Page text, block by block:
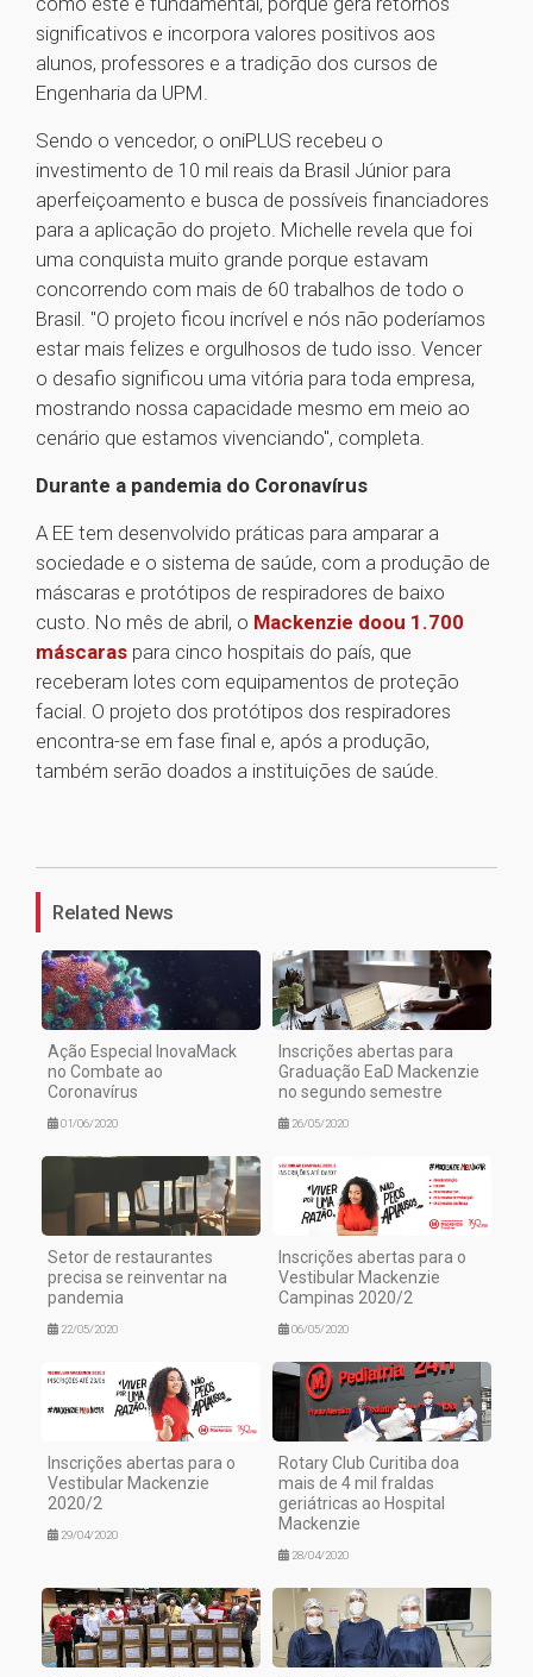
significativos e incorpora valores positivos aos
alunos, professores e a tradição dos cursos de
Engenharia da UPM.
Sendo o vencedor, o oniPLUS recebeu o
investimento de 10 mil reais da Brasil Júnior para
aperfeiçoamento e busca de possíveis financiadores
para a aplicação do projeto. Michelle revela que foi
uma conquista muito grande porque estavam
concorrendo com mais de 60 trabalhos de todo o
Brasil. "O projeto ficou incrível e nós não poderíamos
estar mais felizes e orgulhosos de tudo isso. Vencer
o desafio significou uma vitória para toda empresa,
mostrando nossa capacidade mesmo em meio ao
cenário que estamos vivenciando", completa.
Durante a pandemia do Coronavírus
A EE tem desenvolvido práticas para amparar a
sociedade e o sistema de saúde, com a produção de
máscaras e protótipos de respiradores de baixo
custo. No mês de abril, o Mackenzie doou 1.700
máscaras para cinco hospitais do país, que
receberam lotes com equipamentos de proteção
facial. O projeto dos protótipos dos respiradores
encontra-se em fase final e, após a produção,
também serão doados a instituições de saúde.
Related News
Ação Especial InovaMack
no Combate ao
Coronavírus
01/06/2020
Inscrições abertas para
Graduação EaD Mackenzie
no segundo semestre
26/05/2020
Setor de restaurantes
precisa se reinventar na
pandemia
22/05/2020
Inscrições abertas para o
Vestibular Mackenzie
Campinas 2020/2
06/05/2020
Inscrições abertas para o
Vestibular Mackenzie
2020/2
29/04/2020
Rotary Club Curitiba doa
mais de 4 mil fraldas
geriátricas ao Hospital
Mackenzie
28/04/2020